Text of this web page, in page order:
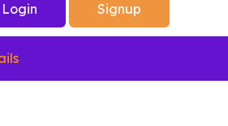
Login Signup